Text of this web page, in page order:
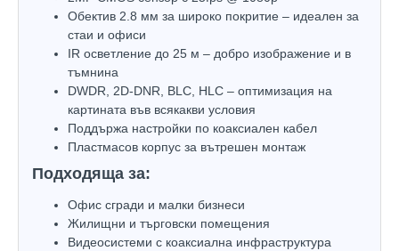
Обектив 2.8 мм за широко покритие – идеален за
стаи и офиси
IR осветление до 25 м – добро изображение и в
тъмнина
DWDR, 2D-DNR, BLC, HLC – оптимизация на
картината във всякакви условия
Поддържа настройки по коаксиален кабел
Пластмасов корпус за вътрешен монтаж
Подходяща за:
Офис сгради и малки бизнеси
Жилищни и търговски помещения
Видеосистеми с коаксиална инфраструктура